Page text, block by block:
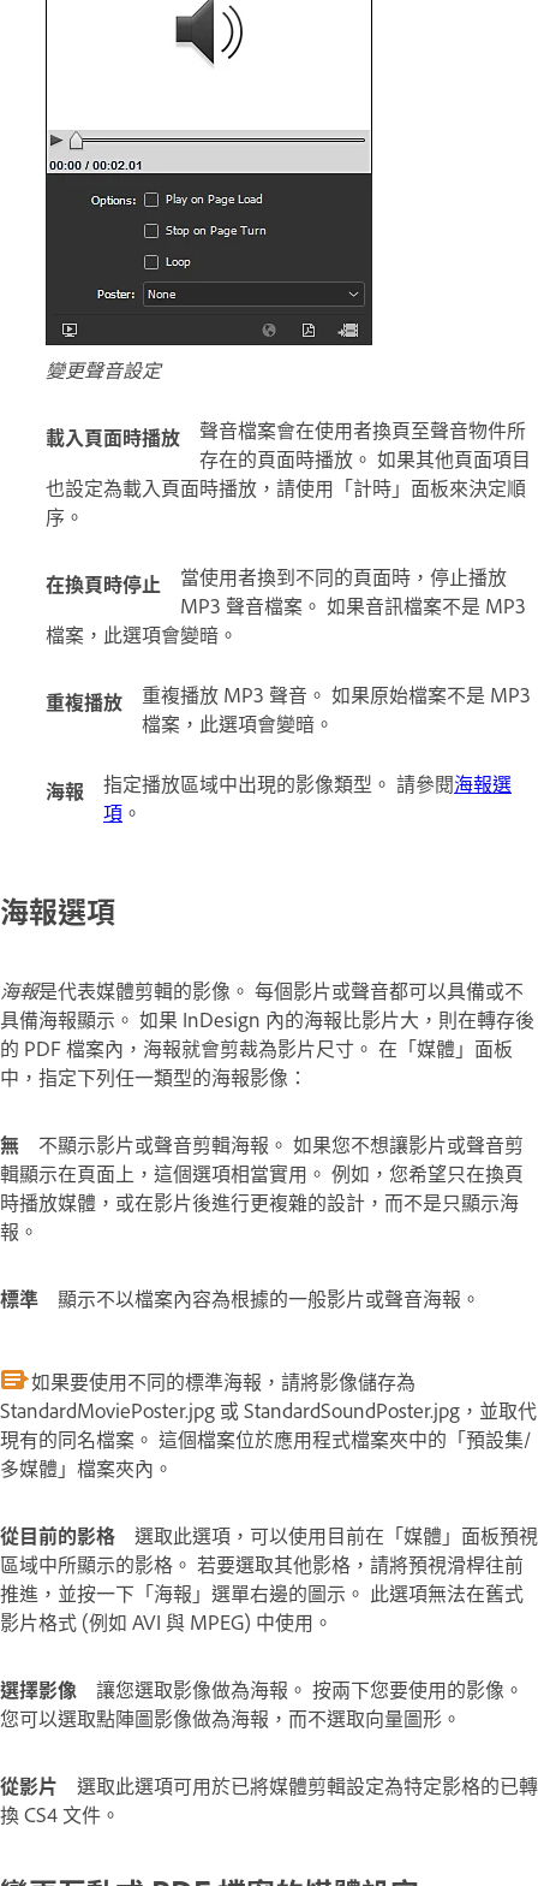
變更聲音設定
載入頁面時播放
聲音檔案會在使用者換頁至聲音物件所
存在的頁面時播放。 如果其他頁面項目
也設定為載入頁面時播放，請使用「計時」面板來決定順
序。
在換頁時停止
當使用者換到不同的頁面時，停止播放
MP3 聲音檔案。 如果音訊檔案不是 MP3
檔案，此選項會變暗。
重複播放
重複播放 MP3 聲音。 如果原始檔案不是 MP3
檔案，此選項會變暗。
海報 指定播放區域中出現的影像類型。 請參閱海報選
項 。
海報選項
海報是代表媒體剪輯的影像。 每個影片或聲音都可以具備或不
具備海報顯示。 如果 InDesign 內的海報比影片大，則在轉存後
的 PDF 檔案內，海報就會剪裁為影片尺寸。 在「媒體」面板
中，指定下列任一類型的海報影像：
無
不顯示影片或聲音剪輯海報。 如果您不想讓影片或聲音剪
輯顯示在頁面上，這個選項相當實用。 例如，您希望只在換頁
時播放媒體，或在影片後進行更複雜的設計，而不是只顯示海
報。
標準 顯示不以檔案內容為根據的一般影片或聲音海報。
如果要使用不同的標準海報，請將影像儲存為
StandardMoviePoster.jpg 或 StandardSoundPoster.jpg，並取代
現有的同名檔案。 這個檔案位於應用程式檔案夾中的「預設集/
多媒體」檔案夾內。
從目前的影格
選取此選項，可以使用目前在「媒體」面板預視
區域中所顯示的影格。 若要選取其他影格，請將預視滑桿往前
推進，並按一下「海報」選單右邊的圖示。 此選項無法在舊式
影片格式 (例如 AVI 與 MPEG) 中使用。
選擇影像
讓您選取影像做為海報。 按兩下您要使用的影像。
您可以選取點陣圖影像做為海報，而不選取向量圖形。
從影片
選取此選項可用於已將媒體剪輯設定為特定影格的已轉
換 CS4 文件。